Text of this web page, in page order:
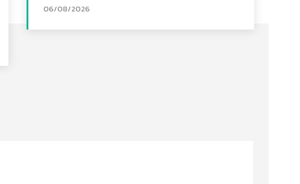
06/08/2026